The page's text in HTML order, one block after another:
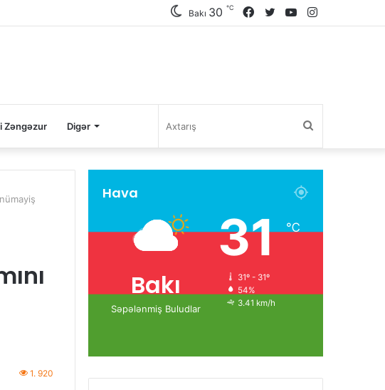
YouTube
Twitter
Facebook
Bakı 30 ℃
Zəngəzur Digər
1. 920
Hava
Bakı
Səpələnmiş Buludlar
31℃
31º - 31º
54%
3.41 km/h